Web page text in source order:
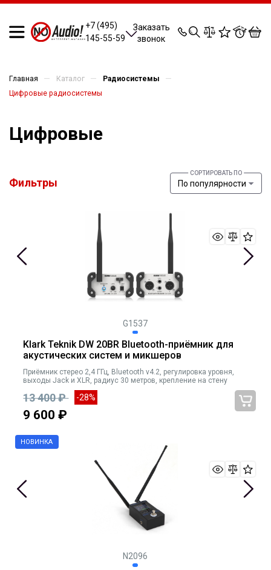
+7 (495)
145-55-59
Заказать
звонок
0 0 0 0
Главная — Каталог — Радиосистемы —
Цифровые радиосистемы
Цифровые
Фильтры По популярности
G1537
Klark Teknik DW 20BR Bluetooth-приёмник для
акустических систем и микшеров
Приёмник стерео 2,4 ГГц, Bluetooth v4.2, регулировка уровня,
выходы Jack и XLR, радиус 30 метров, крепление на стену
13 400 ₽ -28%
9 600 ₽
N2096